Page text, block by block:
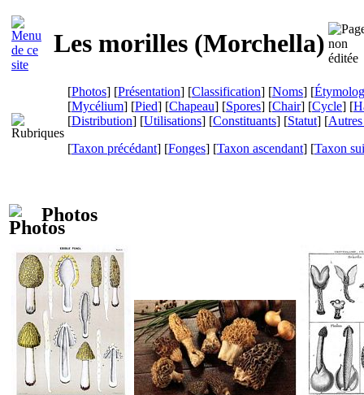
Les morilles (Morchella)
[Photos] [Présentation] [Classification] [Noms] [
[Mycélium] [Pied] [Chapeau] [Spores] [Chair] [Cycle] [
[Distribution] [Utilisations] [Constituants] [Statut] [
[Taxon précédant] [Fonges] [Taxon ascendant] [Taxon
Photos